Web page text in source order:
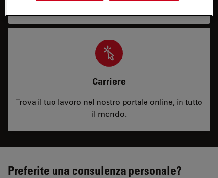
Carriere
Trova il tuo lavoro nel nostro portale online, in tutto
il mondo.
Preferite una consulenza personale?